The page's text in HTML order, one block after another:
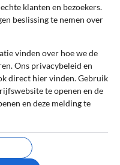
reviews
klanten
gecontroleerd
online winkel die zich
klanten en bezoekers.
beslissing te nemen over
vinden over hoe we de
Ons privacybeleid en
direct hier vinden. Gebruik
te openen en de
en deze melding te